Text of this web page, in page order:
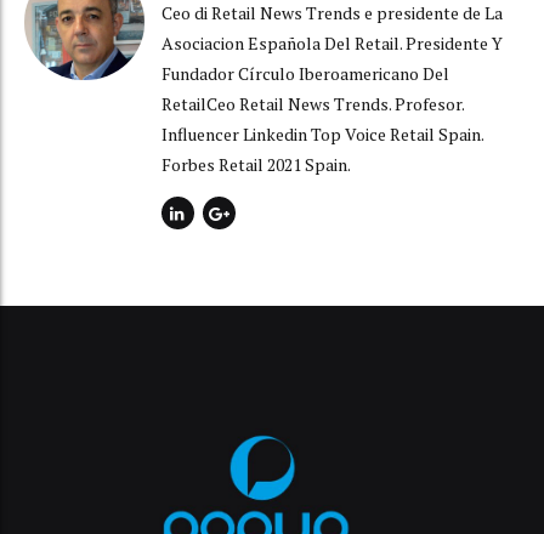
Ceo di Retail News Trends e presidente de La
Asociacion Española Del Retail. Presidente Y
Fundador Círculo Iberoamericano Del
RetailCeo Retail News Trends. Profesor.
Influencer Linkedin Top Voice Retail Spain.
Forbes Retail 2021 Spain.